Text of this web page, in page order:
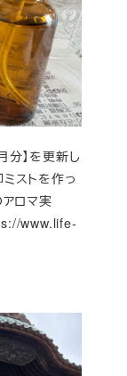
分】を更新し
ストを作っ
ロマ実
www.life-